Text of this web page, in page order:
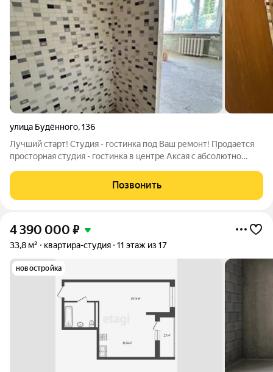
улица Будённого,136
Лучший старт! Студия - гостинка под Ваш ремонт! Продается
просторная студия - гостинка в центре Аксая с абсолютно
полноценной ванной. В доме сделан капитальный ремонт
систем: 2025 г. Кровли 2025 г.
Позвонить
4 390 000 ₽
33,8 м² квартира-студия 11 этаж из 17
новостройка